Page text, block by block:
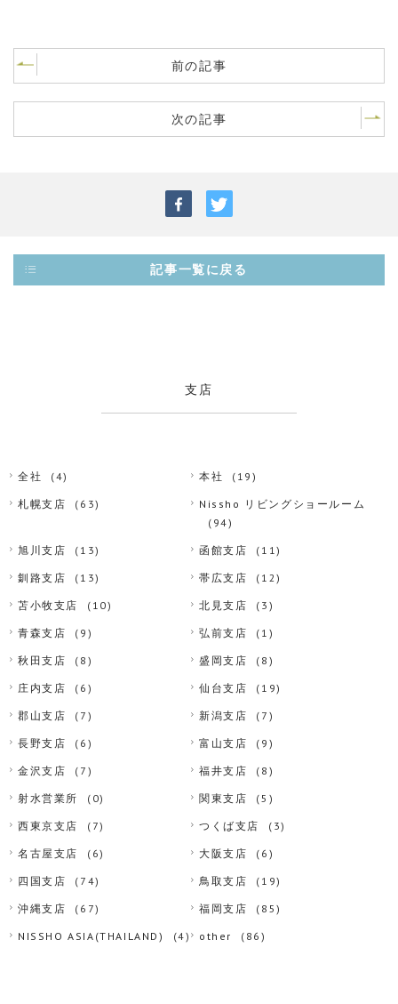
前の記事
次の記事
記事一覧に戻る
支店
全社 (4) 本社 (19)
札幌支店 (63)
Nissho リビングショールーム
(94)
旭川支店 (13) 函館支店 (11)
釧路支店 (13) 帯広支店 (12)
苫小牧支店 (10) 北見支店 (3)
青森支店 (9) 弘前支店 (1)
秋田支店 (8) 盛岡支店 (8)
庄内支店 (6) 仙台支店 (19)
郡山支店 (7) 新潟支店 (7)
長野支店 (6) 富山支店 (9)
金沢支店 (7) 福井支店 (8)
射水営業所 (0) 関東支店 (5)
西東京支店 (7) つくば支店 (3)
名古屋支店 (6) 大阪支店 (6)
四国支店 (74) 鳥取支店 (19)
沖縄支店 (67) 福岡支店 (85)
NISSHO ASIA(THAILAND) (4) other (86)